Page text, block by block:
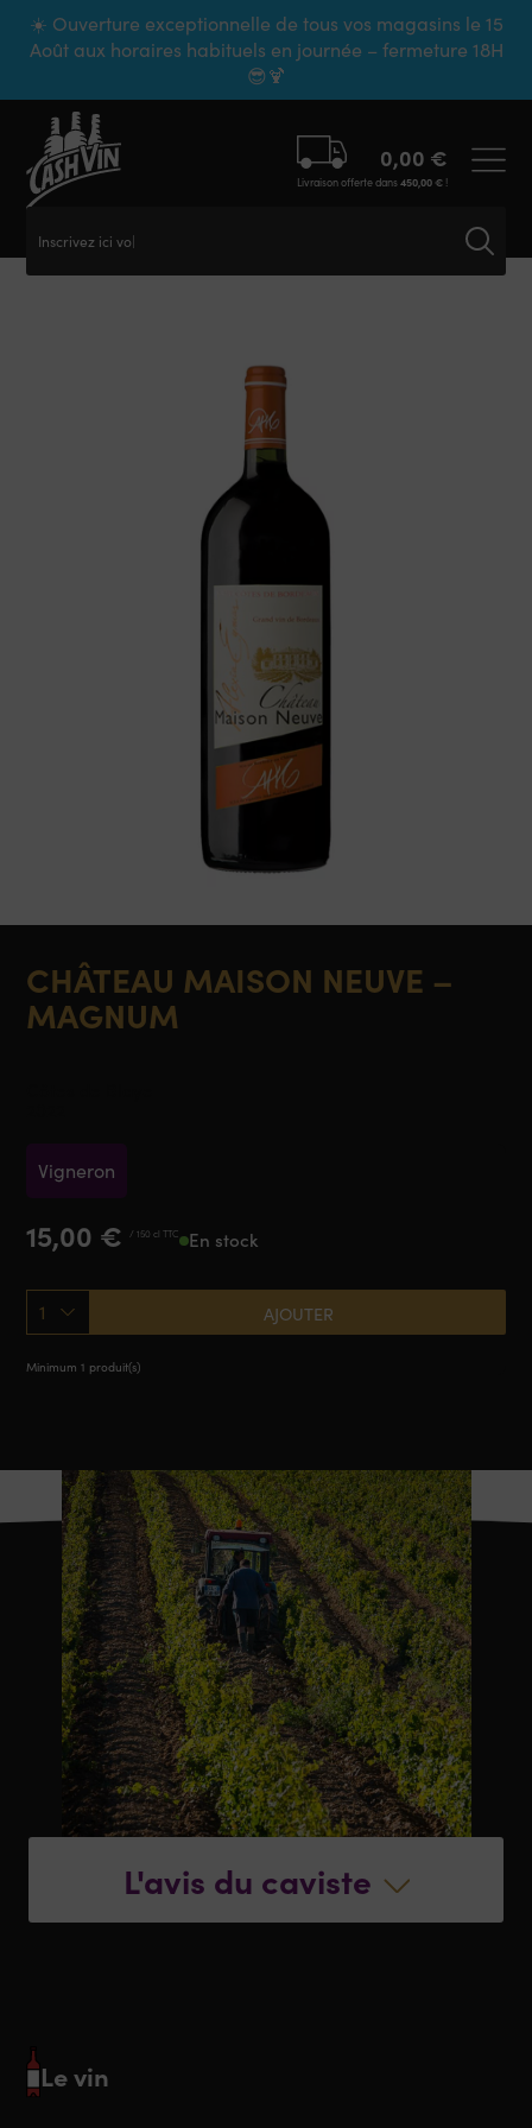
☀️ Ouverture exceptionnelle de tous vos magasins le 15
Août aux horaires habituels en journée – fermeture 18H
😎🍹
Inscrivez ici votr
0,00 €
Livraison offerte dans450,00 €!
CHÂTEAU MAISON NEUVE –
MAGNUM
15,00 € / 150 cl TTC En stock
1 AJOUTER
Minimum 1 produit(s)
Vigneron
L'avis du caviste
Le vin
Panneau de gestion des cookies